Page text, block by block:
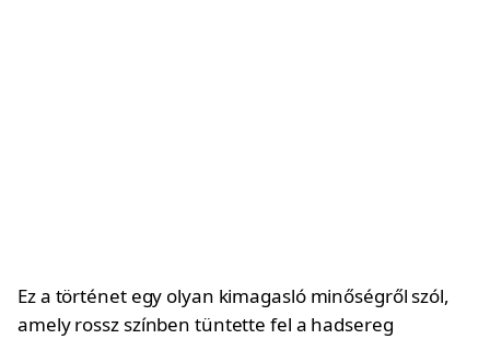
Ez a történet egy olyan kimagasló minőségről szól,
amely rossz színben tüntette fel a hadsereg